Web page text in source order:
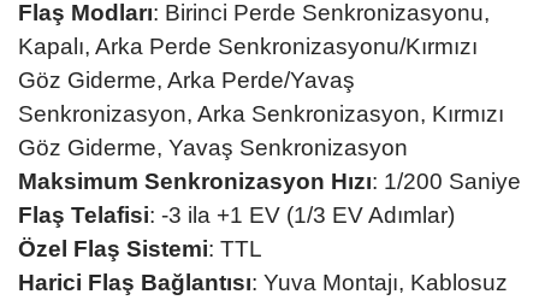
Flaş Modları: Birinci Perde Senkronizasyonu,
Kapalı, Arka Perde Senkronizasyonu/Kırmızı
Göz Giderme, Arka Perde/Yavaş
Senkronizasyon, Arka Senkronizasyon, Kırmızı
Göz Giderme, Yavaş Senkronizasyon
Maksimum Senkronizasyon Hızı: 1/200 Saniye
Flaş Telafisi: -3 ila +1 EV (1/3 EV Adımlar)
Özel Flaş Sistemi: TTL
Harici Flaş Bağlantısı: Yuva Montajı, Kablosuz